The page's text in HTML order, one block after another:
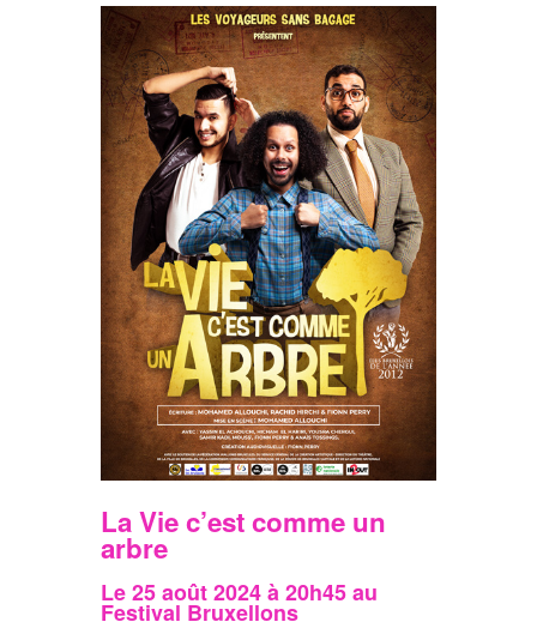
La Vie c’est comme un
arbre
Le 25 août 2024 à 20h45 au
Festival Bruxellons